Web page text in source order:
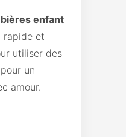
enfant
rapide et
utiliser des
un
amour.